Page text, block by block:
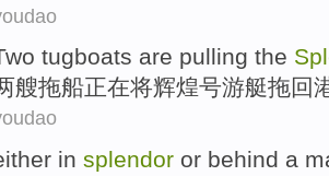
tugboats are pulling the
艘拖船正在将辉煌号游艇拖回
in splendor or behind a